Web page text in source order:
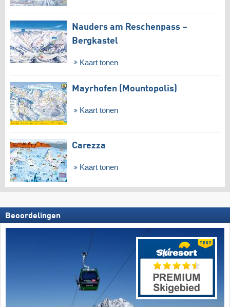
Nauders am Reschenpass –
Bergkastel
Kaart tonen
Mayrhofen (Mountopolis)
Kaart tonen
Carezza
Kaart tonen
Beoordelingen